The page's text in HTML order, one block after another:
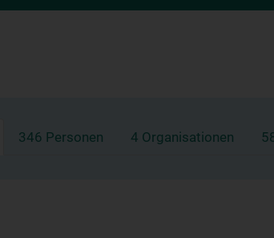
346 Personen 4 Organisationen